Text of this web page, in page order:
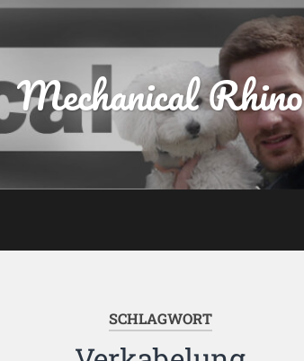
Mechanical Rhino
SCHLAGWORT